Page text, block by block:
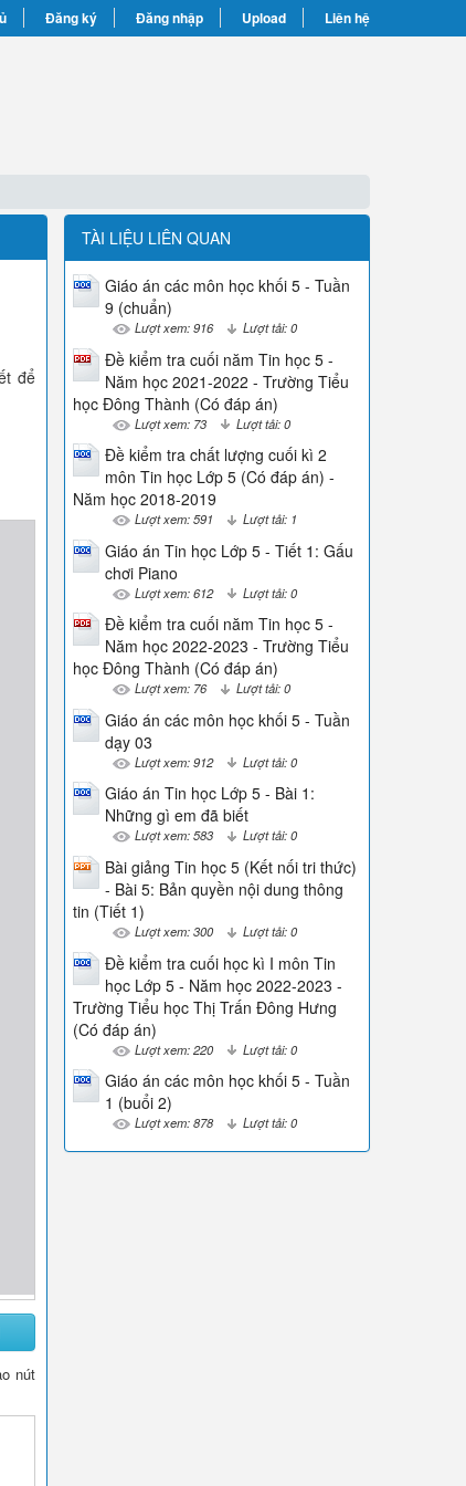
Đăng ký Đăng nhập Upload Liên hệ
để
nút
TÀI LIỆU LIÊN QUAN
Giáo án các môn học khối 5 - Tuần
9 (chuẩn)
Lượt xem: 916 Lượt tải: 0
Đề kiểm tra cuối năm Tin học 5 -
Năm học 2021-2022 - Trường Tiểu
học Đông Thành (Có đáp án)
Lượt xem: 73 Lượt tải: 0
Đề kiểm tra chất lượng cuối kì 2
môn Tin học Lớp 5 (Có đáp án) -
Năm học 2018-2019
Lượt xem: 591 Lượt tải: 1
Giáo án Tin học Lớp 5 - Tiết 1: Gấu
chơi Piano
Lượt xem: 612 Lượt tải: 0
Đề kiểm tra cuối năm Tin học 5 -
Năm học 2022-2023 - Trường Tiểu
học Đông Thành (Có đáp án)
Lượt xem: 76 Lượt tải: 0
Giáo án các môn học khối 5 - Tuần
dạy 03
Lượt xem: 912 Lượt tải: 0
Giáo án Tin học Lớp 5 - Bài 1:
Những gì em đã biết
Lượt xem: 583 Lượt tải: 0
Bài giảng Tin học 5 (Kết nối tri thức)
- Bài 5: Bản quyền nội dung thông
tin (Tiết 1)
Lượt xem: 300 Lượt tải: 0
Đề kiểm tra cuối học kì I môn Tin
học Lớp 5 - Năm học 2022-2023 -
Trường Tiểu học Thị Trấn Đông Hưng
(Có đáp án)
Lượt xem: 220 Lượt tải: 0
Giáo án các môn học khối 5 - Tuần
1 (buổi 2)
Lượt xem: 878 Lượt tải: 0